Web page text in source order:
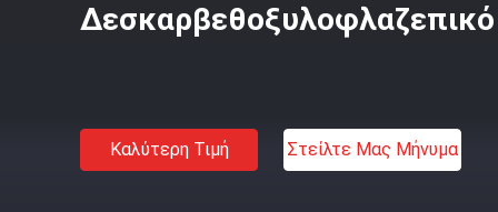
Δεσκαρβεθοξυλοφλαζεπικό
Καλύτερη Τιμή Στείλτε Μας Μήνυμα